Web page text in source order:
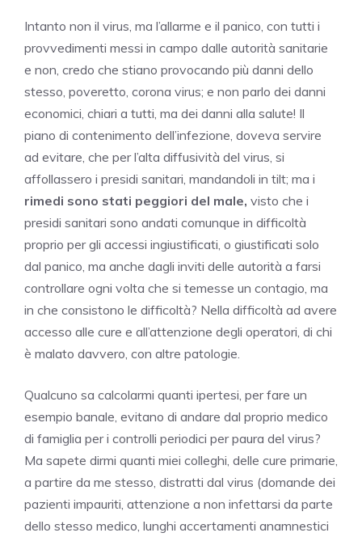
Intanto non il virus, ma l’allarme e il panico, con tutti i
provvedimenti messi in campo dalle autorità sanitarie
e non, credo che stiano provocando più danni dello
stesso, poveretto, corona virus; e non parlo dei danni
economici, chiari a tutti, ma dei danni alla salute! Il
piano di contenimento dell’infezione, doveva servire
ad evitare, che per l’alta diffusività del virus, si
affollassero i presidi sanitari, mandandoli in tilt; ma i
rimedi sono stati peggiori del male, visto che i
presidi sanitari sono andati comunque in difficoltà
proprio per gli accessi ingiustificati, o giustificati solo
dal panico, ma anche dagli inviti delle autorità a farsi
controllare ogni volta che si temesse un contagio, ma
in che consistono le difficoltà? Nella difficoltà ad avere
accesso alle cure e all’attenzione degli operatori, di chi
è malato davvero, con altre patologie.
Qualcuno sa calcolarmi quanti ipertesi, per fare un
esempio banale, evitano di andare dal proprio medico
di famiglia per i controlli periodici per paura del virus?
Ma sapete dirmi quanti miei colleghi, delle cure primarie,
a partire da me stesso, distratti dal virus (domande dei
pazienti impauriti, attenzione a non infettarsi da parte
dello stesso medico, lunghi accertamenti anamnestici